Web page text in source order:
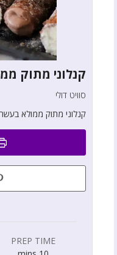
קנלוני מתוק
סוויט דולי
קנלוני מתוק ממולא
PREP TIME